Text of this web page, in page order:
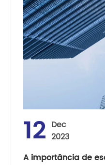
12 Dec
2023
A importância de